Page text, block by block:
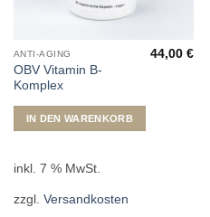
ANTI-AGING
OBV Vitamin B-
Komplex
44,00€
IN DEN WARENKORB
inkl. 7 % MwSt.
zzgl. Versandkosten